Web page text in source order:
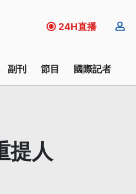
24H直播
副刊 節目 國際記者
提人